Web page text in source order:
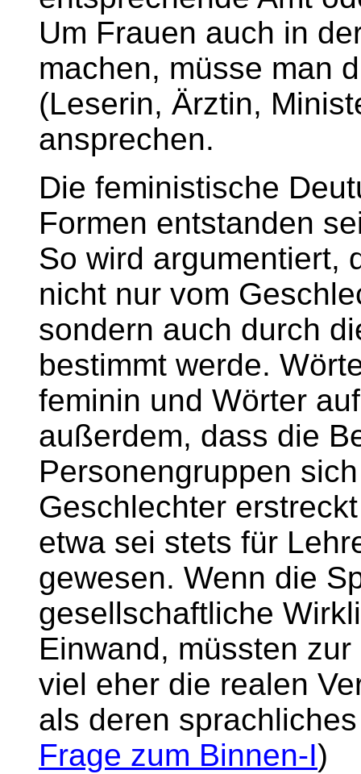
Um Frauen auch in
machen, müsse man
(Leserin, Ärztin,
ansprechen.
Die feministische
Formen entstanden
So wird argumentiert,
nicht nur vom
sondern auch durch
bestimmt werde.
feminin und Wörter
außerdem, dass die
Personengruppen
Geschlechter
etwa sei stets für
gewesen. Wenn die
gesellschaftliche
Einwand, müssten
viel eher die realen
als deren
Frage zum Binnen-I)